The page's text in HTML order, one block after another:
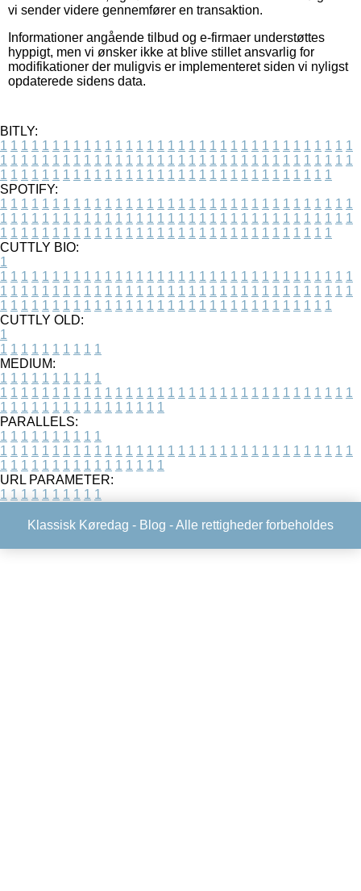
vi sender videre gennemfører en transaktion.
Informationer angående tilbud og e-firmaer understøttes
hyppigt, men vi ønsker ikke at blive stillet ansvarlig for
modifikationer der muligvis er implementeret siden vi nyligst
opdaterede sidens data.
BITLY:
1 1 1 1 1 1 1 1 1 1 1 1 1 1 1 1 1 1 1 1 1 1 1 1 1 1 1 1 1 1 1 1 1 1
1 1 1 1 1 1 1 1 1 1 1 1 1 1 1 1 1 1 1 1 1 1 1 1 1 1 1 1 1 1 1 1 1 1
1 1 1 1 1 1 1 1 1 1 1 1 1 1 1 1 1 1 1 1 1 1 1 1 1 1 1 1 1 1 1 1
SPOTIFY:
1 1 1 1 1 1 1 1 1 1 1 1 1 1 1 1 1 1 1 1 1 1 1 1 1 1 1 1 1 1 1 1 1 1
1 1 1 1 1 1 1 1 1 1 1 1 1 1 1 1 1 1 1 1 1 1 1 1 1 1 1 1 1 1 1 1 1 1
1 1 1 1 1 1 1 1 1 1 1 1 1 1 1 1 1 1 1 1 1 1 1 1 1 1 1 1 1 1 1 1
CUTTLY BIO:
1
1 1 1 1 1 1 1 1 1 1 1 1 1 1 1 1 1 1 1 1 1 1 1 1 1 1 1 1 1 1 1 1 1 1
1 1 1 1 1 1 1 1 1 1 1 1 1 1 1 1 1 1 1 1 1 1 1 1 1 1 1 1 1 1 1 1 1 1
1 1 1 1 1 1 1 1 1 1 1 1 1 1 1 1 1 1 1 1 1 1 1 1 1 1 1 1 1 1 1 1
CUTTLY OLD:
1
1 1 1 1 1 1 1 1 1 1
MEDIUM:
1 1 1 1 1 1 1 1 1 1
1 1 1 1 1 1 1 1 1 1 1 1 1 1 1 1 1 1 1 1 1 1 1 1 1 1 1 1 1 1 1 1 1 1
1 1 1 1 1 1 1 1 1 1 1 1 1 1 1 1
PARALLELS:
1 1 1 1 1 1 1 1 1 1
1 1 1 1 1 1 1 1 1 1 1 1 1 1 1 1 1 1 1 1 1 1 1 1 1 1 1 1 1 1 1 1 1 1
1 1 1 1 1 1 1 1 1 1 1 1 1 1 1 1
URL PARAMETER:
1 1 1 1 1 1 1 1 1 1
Klassisk Køredag - Blog - Alle rettigheder forbeholdes